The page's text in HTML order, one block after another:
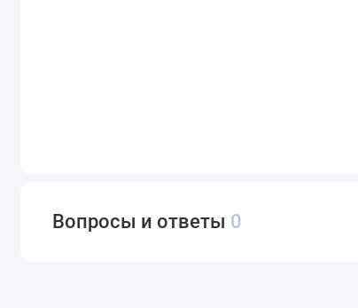
Вопросы и ответы 0